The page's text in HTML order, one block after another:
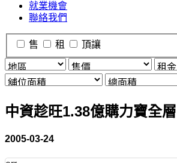
就業機會
聯絡我們
售 租 頂讓
中資趁旺1.38億購力寶全層
2005-03-24